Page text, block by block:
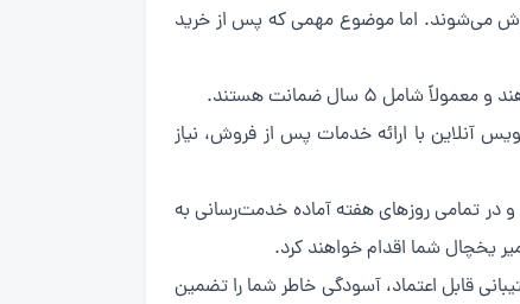
می‌شوند. اما موضوع مهمی که پس از خرید
5 سال ضمانت هستند.
آنلاین با ارائه خدمات پس از فروش، نیاز
شبانه‌روزی و در تمامی روزهای هفته آماده خدمت‌رسانی به
یخچال شما اقدام خواهند کرد.
قابل اعتماد، آسودگی خاطر شما را تضمین